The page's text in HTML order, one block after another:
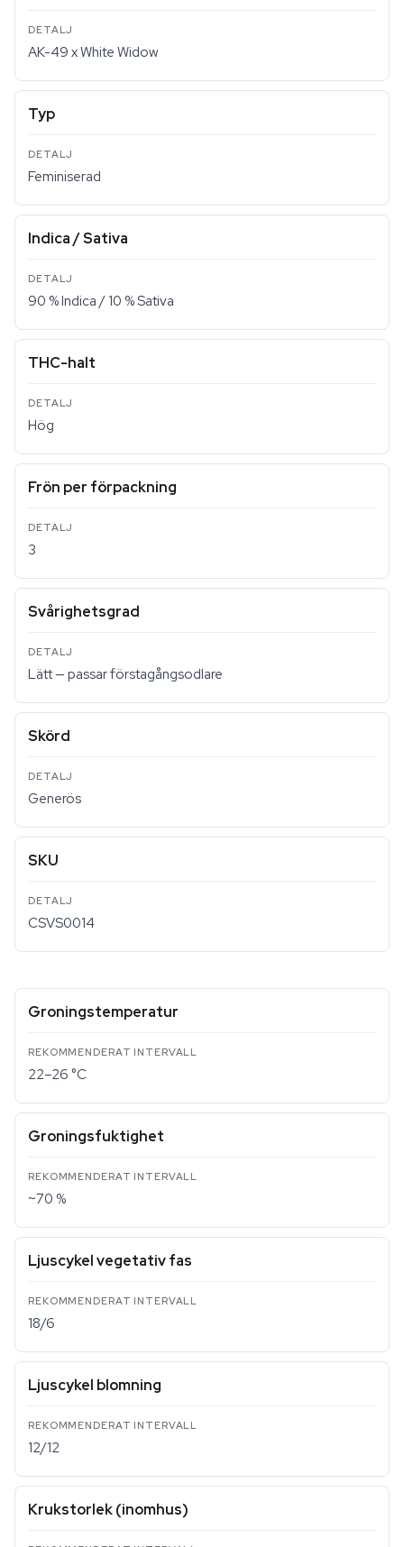
AK-49 x White Widow
Typ
Feminiserad
Indica / Sativa
90 % Indica / 10 % Sativa
THC-halt
Hög
Frön per förpackning
3
Svårighetsgrad
Lätt — passar förstagångsodlare
Skörd
Generös
SKU
CSVS0014
Groningstemperatur
22–26 °C
Groningsfuktighet
~70 %
Ljuscykel vegetativ fas
18/6
Ljuscykel blomning
12/12
Krukstorlek (inomhus)